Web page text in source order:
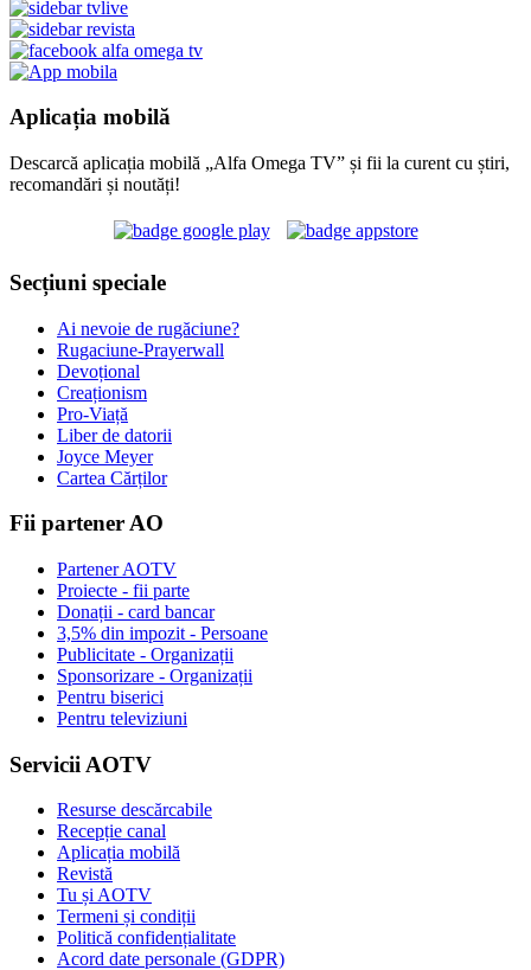
Aplicația mobilă
Descarcă aplicația mobilă „Alfa Omega TV” și fii la curent cu știri,
recomandări și noutăți!
Secțiuni speciale
Ai nevoie de rugăciune?
Rugaciune-Prayerwall
Devoțional
Creaționism
Pro-Viață
Liber de datorii
Joyce Meyer
Cartea Cărților
Fii partener AO
Partener AOTV
Proiecte - fii parte
Donații - card bancar
3,5% din impozit - Persoane
Publicitate - Organizații
Sponsorizare - Organizații
Pentru biserici
Pentru televiziuni
Servicii AOTV
Resurse descărcabile
Recepție canal
Aplicația mobilă
Revistă
Tu și AOTV
Termeni și condiții
Politică confidențialitate
Acord date personale (GDPR)